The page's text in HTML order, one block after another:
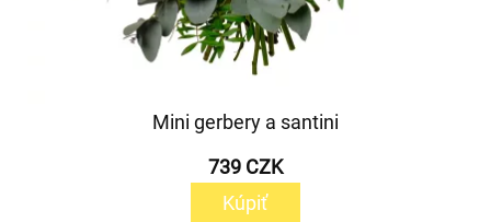
Mini gerbery a santini
739 CZK
Kúpiť